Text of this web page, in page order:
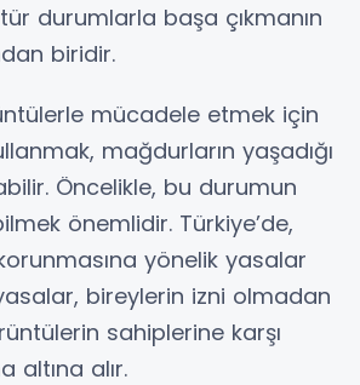
durumlarla başa çıkmanın
biridir.
mücadele etmek için
mağdurların yaşadığı
Öncelikle, bu durumun
önemlidir. Türkiye’de,
yönelik yasalar
bireylerin izni olmadan
sahiplerine karşı
altına alır.